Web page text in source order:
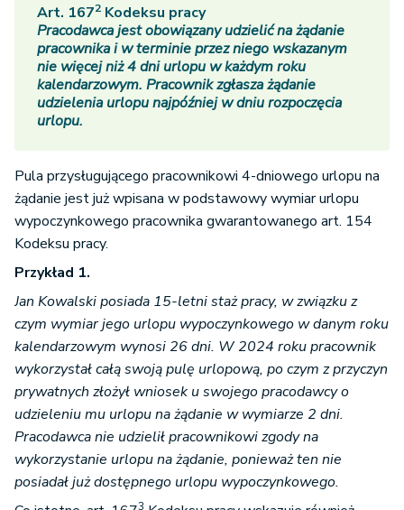
Art. 1672 Kodeksu pracy
Pracodawca jest obowiązany udzielić na żądanie
pracownika i w terminie przez niego wskazanym
nie więcej niż 4 dni urlopu w każdym roku
kalendarzowym. Pracownik zgłasza żądanie
udzielenia urlopu najpóźniej w dniu rozpoczęcia
urlopu.
Pula przysługującego pracownikowi 4-dniowego urlopu na
żądanie jest już wpisana w podstawowy wymiar urlopu
wypoczynkowego pracownika gwarantowanego art. 154
Kodeksu pracy.
Przykład 1.
Jan Kowalski posiada 15-letni staż pracy, w związku z
czym wymiar jego urlopu wypoczynkowego w danym roku
kalendarzowym wynosi 26 dni. W 2024 roku pracownik
wykorzystał całą swoją pulę urlopową, po czym z przyczyn
prywatnych złożył wniosek u swojego pracodawcy o
udzieleniu mu urlopu na żądanie w wymiarze 2 dni.
Pracodawca nie udzielił pracownikowi zgody na
wykorzystanie urlopu na żądanie, ponieważ ten nie
posiadał już dostępnego urlopu wypoczynkowego.
3